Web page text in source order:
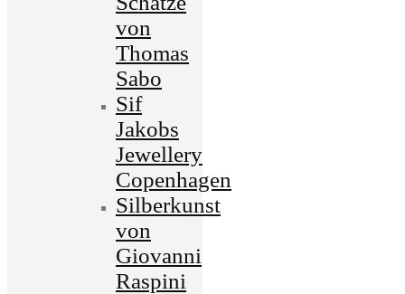
von
Thomas
Sabo
Sif
Jakobs
Jewellery
Copenhagen
Silberkunst
von
Giovanni
Raspini